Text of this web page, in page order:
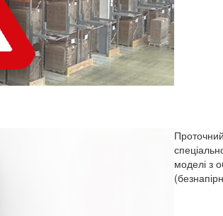
моделі з